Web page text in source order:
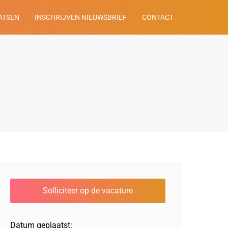
INSCHRIJVEN NIEUWSBRIEF CONTACT
Datum geplaatst: